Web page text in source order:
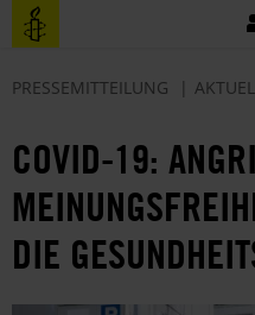
Direkt
zum
Benutzermenü
PRESSEMITTEILUNG
COVID-19:
DIE